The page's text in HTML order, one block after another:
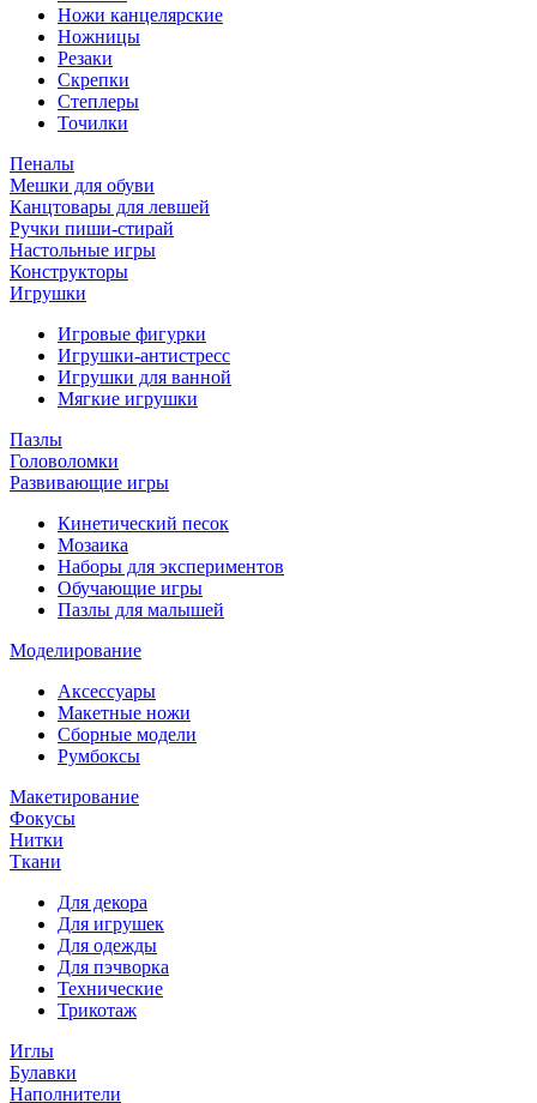
Ножи канцелярские
Ножницы
Резаки
Скрепки
Степлеры
Точилки
Пеналы
Мешки для обуви
Канцтовары для левшей
Ручки пиши-стирай
Настольные игры
Конструкторы
Игрушки
Игровые фигурки
Игрушки-антистресс
Игрушки для ванной
Мягкие игрушки
Пазлы
Головоломки
Развивающие игры
Кинетический песок
Мозаика
Наборы для экспериментов
Обучающие игры
Пазлы для малышей
Моделирование
Аксессуары
Макетные ножи
Сборные модели
Румбоксы
Макетирование
Фокусы
Нитки
Ткани
Для декора
Для игрушек
Для одежды
Для пэчворка
Технические
Трикотаж
Иглы
Булавки
Наполнители